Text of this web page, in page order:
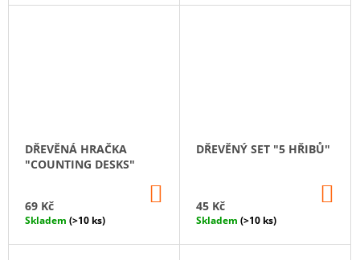
DŘEVĚNÁ HRAČKA
"COUNTING DESKS"
69 Kč KOŠÍKU
Skladem (>10 ks)
DŘEVĚNÝ SET "5 HŘIBŮ"
45 Kč
Skladem (>10 ks)